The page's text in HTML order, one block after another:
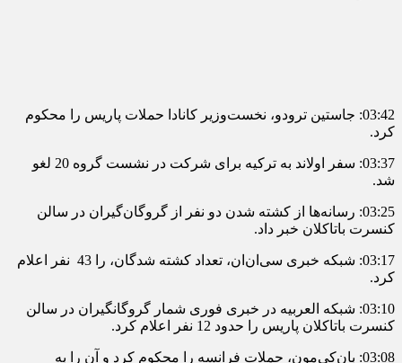
03:42: جاستین ترودو، نخست‌وزیر کانادا حملات پاریس را محکوم
کرد.
03:37: سفر اولاند به ترکیه برای شرکت در نشست گروه 20 لغو
شد.
03:25: رسانه‌ها از کشته شدن دو نفر از گروگان‌گیران در سالن
کنسرت باتاکلان خبر داد.
03:17: شبکه خبری سی‌ان‌ان، تعداد کشته شدگان، را 43 نفر اعلام
کرد.
03:10: شبکه العربیه در خبری فوری شمار گروگانگیران در سالن
کنسرت باتاکلان پاریس را حدود 12 نفر اعلام کرد.
03:08: بان‌کی‌مون، حملات فرانسه را محکوم کرد و آن را به